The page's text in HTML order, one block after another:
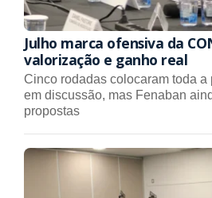
Julho marca ofensiva da
valorização e ganho real
Cinco rodadas colocaram toda a
em discussão, mas Fenaban
propostas